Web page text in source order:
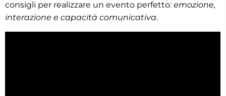
consigli per realizzare un evento perfetto: emozione,
interazione e capacità comunicativa.